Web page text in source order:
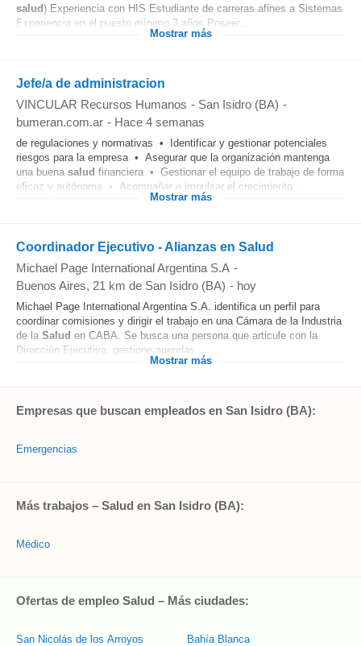
salud) Experiencia con HIS Estudiante de carreras afines a Sistemas
Experiencia en el puesto mínimo 3 años Poseer...
Mostrar más
Jefe/a de administracion
VINCULAR Recursos Humanos - San Isidro (BA) -
bumeran.com.ar - Hace 4 semanas
de regulaciones y normativas • Identificar y gestionar potenciales
riesgos para la empresa • Asegurar que la organización mantenga
una buena salud financiera • Gestionar el equipo de trabajo de forma
eficaz y autónoma • Acompañar e impulsar el crecimiento...
Mostrar más
Coordinador Ejecutivo - Alianzas en Salud
Michael Page International Argentina S.A -
Buenos Aires, 21 km de San Isidro (BA) - hoy
Michael Page International Argentina S.A. identifica un perfil para
coordinar comisiones y dirigir el trabajo en una Cámara de la Industria
de la Salud en CABA. Se busca una persona que articule con la
Dirección Ejecutiva, gestione agendas...
Mostrar más
Empresas que buscan empleados en San Isidro (BA):
Emergencias
Más trabajos – Salud en San Isidro (BA):
Médico
Ofertas de empleo Salud – Más ciudades:
San Nicolás de los Arroyos Bahía Blanca